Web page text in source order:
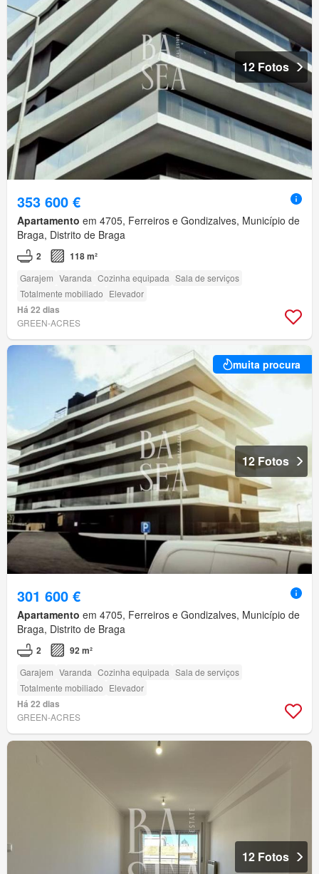
12 Fotos
353 600 €
Apartamento em 4705, Ferreiros e Gondizalves, Município de
Braga, Distrito de Braga
2 118 m²
Garajem Varanda Cozinha equipada Sala de serviços
Totalmente mobiliado Elevador
Há 22 dias
GREEN-ACRES
muita procura
12 Fotos
301 600 €
Apartamento em 4705, Ferreiros e Gondizalves, Município de
Braga, Distrito de Braga
2 92 m²
Garajem Varanda Cozinha equipada Sala de serviços
Totalmente mobiliado Elevador
Há 22 dias
GREEN-ACRES
12 Fotos